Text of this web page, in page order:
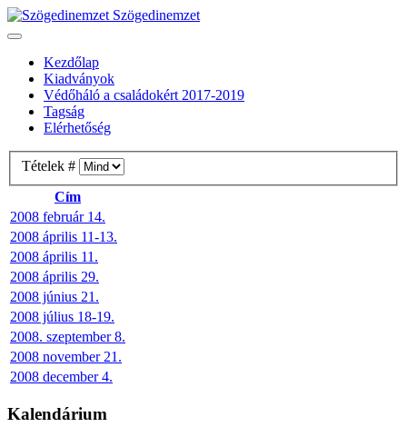
Szögedinemzet
Kezdőlap
Kiadványok
Védőháló a családokért 2017-2019
Tagság
Elérhetőség
Tételek #
Cím
2008 február 14.
2008 április 11-13.
2008 április 11.
2008 április 29.
2008 június 21.
2008 július 18-19.
2008. szeptember 8.
2008 november 21.
2008 december 4.
Kalendárium